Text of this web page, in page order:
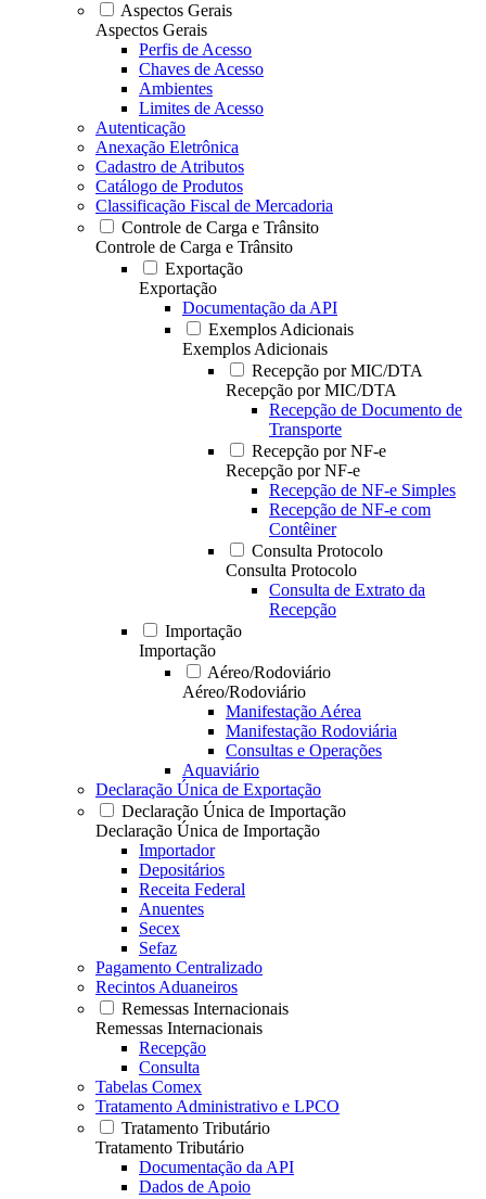
Aspectos Gerais
Aspectos Gerais
Perfis de Acesso
Chaves de Acesso
Ambientes
Limites de Acesso
Autenticação
Anexação Eletrônica
Cadastro de Atributos
Catálogo de Produtos
Classificação Fiscal de Mercadoria
Controle de Carga e Trânsito
Controle de Carga e Trânsito
Exportação
Exportação
Documentação da API
Exemplos Adicionais
Exemplos Adicionais
Recepção por MIC/DTA
Recepção por MIC/DTA
Recepção de Documento de
Transporte
Recepção por NF-e
Recepção por NF-e
Recepção de NF-e Simples
Recepção de NF-e com
Contêiner
Consulta Protocolo
Consulta Protocolo
Consulta de Extrato da
Recepção
Importação
Importação
Aéreo/Rodoviário
Aéreo/Rodoviário
Manifestação Aérea
Manifestação Rodoviária
Consultas e Operações
Aquaviário
Declaração Única de Exportação
Declaração Única de Importação
Declaração Única de Importação
Importador
Depositários
Receita Federal
Anuentes
Secex
Sefaz
Pagamento Centralizado
Recintos Aduaneiros
Remessas Internacionais
Remessas Internacionais
Recepção
Consulta
Tabelas Comex
Tratamento Administrativo e LPCO
Tratamento Tributário
Tratamento Tributário
Documentação da API
Dados de Apoio